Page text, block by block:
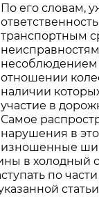
По его словам,
транспортным
несоблюдением
отношении
наличии
участие в
Самое
нарушения в
изношенные
в холодный
по части